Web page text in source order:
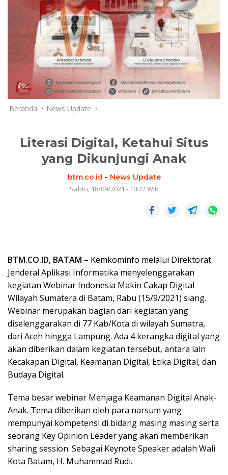
Beranda News Update
Literasi Digital, Ketahui Situs
yang Dikunjungi Anak
btm.co.id - News Update
Sabtu, 18/09/2021 - 10:22 WIB
BTM.CO.ID, BATAM – Kemkominfo melalui Direktorat
Jenderal Aplikasi Informatika menyelenggarakan
kegiatan Webinar Indonesia Makin Cakap Digital
Wilayah Sumatera di Batam, Rabu (15/9/2021) siang.
Webinar merupakan bagian dari kegiatan yang
diselenggarakan di 77 Kab/Kota di wilayah Sumatra,
dari Aceh hingga Lampung. Ada 4 kerangka digital yang
akan diberikan dalam kegiatan tersebut, antara lain
Kecakapan Digital, Keamanan Digital, Etika Digital, dan
Budaya Digital.
Tema besar webinar Menjaga Keamanan Digital Anak-
Anak. Tema diberikan oleh para narsum yang
mempunyai kompetensi di bidang masing masing serta
seorang Key Opinion Leader yang akan memberikan
sharing session. Sebagai Keynote Speaker adalah Wali
Kota Batam, H. Muhammad Rudi.